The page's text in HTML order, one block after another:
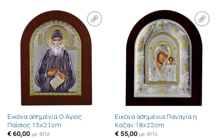
Πρόσθήκη
στην λίστα
επιθυμιών
Εικόνα ασημένια Ο Άγιος
Παΐσιος 15x21cm
€60,00 με ΦΠΑ
Πρόσθήκη
στην λίστα
επιθυμιών
Εικόνα ασημένια Παναγία η
Καζαν 18x22cm
€55,00 με ΦΠΑ